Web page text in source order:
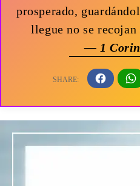
prosperado,
llegue no se recojan
— 1